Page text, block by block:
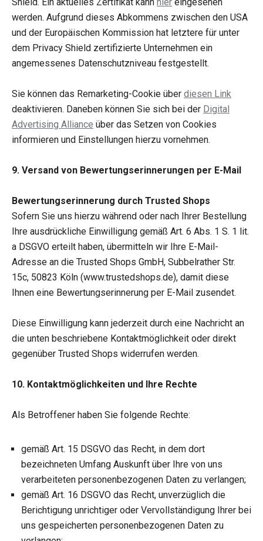
werden. Aufgrund dieses Abkommens zwischen den USA
und der Europäischen Kommission hat letztere für unter
dem Privacy Shield zertifizierte Unternehmen ein
angemessenes Datenschutzniveau festgestellt.
Sie können das Remarketing-Cookie über diesen Link
deaktivieren. Daneben können Sie sich bei der Digital
Advertising Alliance über das Setzen von Cookies
informieren und Einstellungen hierzu vornehmen.
9. Versand von Bewertungserinnerungen per E-Mail
Bewertungserinnerung durch Trusted Shops
Sofern Sie uns hierzu während oder nach Ihrer Bestellung
Ihre ausdrückliche Einwilligung gemäß Art. 6 Abs. 1 S. 1 lit.
a DSGVO erteilt haben, übermitteln wir Ihre E-Mail-
Adresse an die Trusted Shops GmbH, Subbelrather Str.
15c, 50823 Köln (www.trustedshops.de), damit diese
Ihnen eine Bewertungserinnerung per E-Mail zusendet.
Diese Einwilligung kann jederzeit durch eine Nachricht an
die unten beschriebene Kontaktmöglichkeit oder direkt
gegenüber Trusted Shops widerrufen werden.
10. Kontaktmöglichkeiten und Ihre Rechte
Als Betroffener haben Sie folgende Rechte:
gemäß Art. 15 DSGVO das Recht, in dem dort
bezeichneten Umfang Auskunft über Ihre von uns
verarbeiteten personenbezogenen Daten zu verlangen;
gemäß Art. 16 DSGVO das Recht, unverzüglich die
Berichtigung unrichtiger oder Vervollständigung Ihrer bei
uns gespeicherten personenbezogenen Daten zu